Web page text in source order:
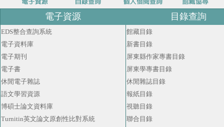
電子資源 目錄查詢
EDS整合查詢系統
電子資料庫
電子期刊
電子書
休閒電子雜誌
語文學習資源
博碩士論文資料庫
Turnitin英文論文原創性比對系統
館藏目錄
新書目錄
屏東縣作家專書目錄
屏東學專書目錄
休閒雜誌目錄
報紙目錄
視聽目錄
聯合目錄